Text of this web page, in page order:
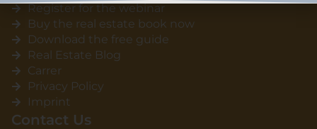
Register for the webinar
Buy the real estate book now
Download the free guide
Real Estate Blog
Carrer
Privacy Policy
Imprint
Contact Us